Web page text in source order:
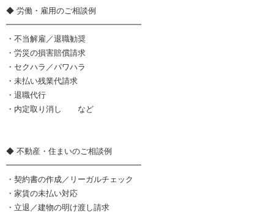
◆ 労働・雇用のご相談例
━━━━━━━━━━━━━━━━━
・不当解雇／退職勧奨
・労災の損害賠償請求
・セクハラ／パワハラ
・未払い残業代請求
・退職代行
・内定取り消し など
◆ 不動産・住まいのご相談例
━━━━━━━━━━━━━━━━━
・契約書の作成／リーガルチェック
・家賃の未払い対応
・立退／建物の明け渡し請求